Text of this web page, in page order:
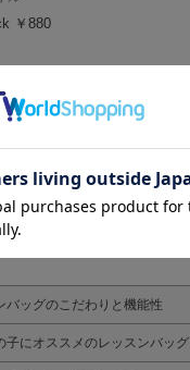
￥880
バッグのこだわりと機能性
子にオススメのレッスンバッグ